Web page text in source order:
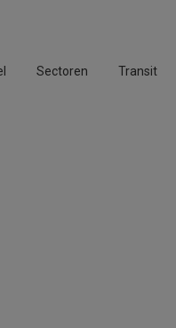
Sectoren Transit